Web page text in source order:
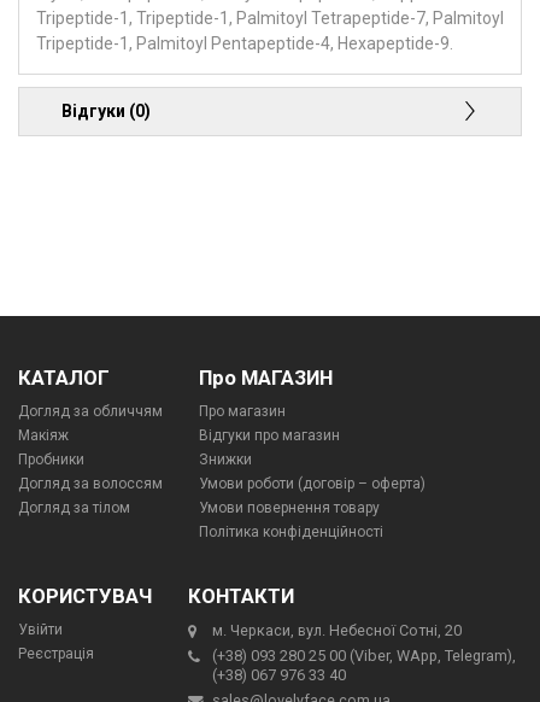
Tripeptide-1, Tripeptide-1, Palmitoyl Tetrapeptide-7, Palmitoyl
Tripeptide-1, Palmitoyl Pentapeptide-4, Hexapeptide-9.
Відгуки (0)
КАТАЛОГ
Догляд за обличчям
Макіяж
Пробники
Догляд за волоссям
Догляд за тілом
Про МАГАЗИН
Про магазин
Відгуки про магазин
Знижки
Умови роботи (договір – оферта)
Умови повернення товару
Політика конфіденційності
КОРИСТУВАЧ
Увійти
Реєстрація
КОНТАКТИ
м. Черкаси, вул. Небесної Сотні, 20
(+38) 093 280 25 00 (Viber, WApp, Telegram),
(+38) 067 976 33 40